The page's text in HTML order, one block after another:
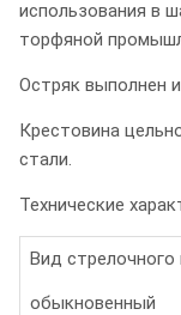
использования в
торфяной
Остряк выполнен
Крестовина
стали.
Технические
Вид стрелочного
обыкновенный